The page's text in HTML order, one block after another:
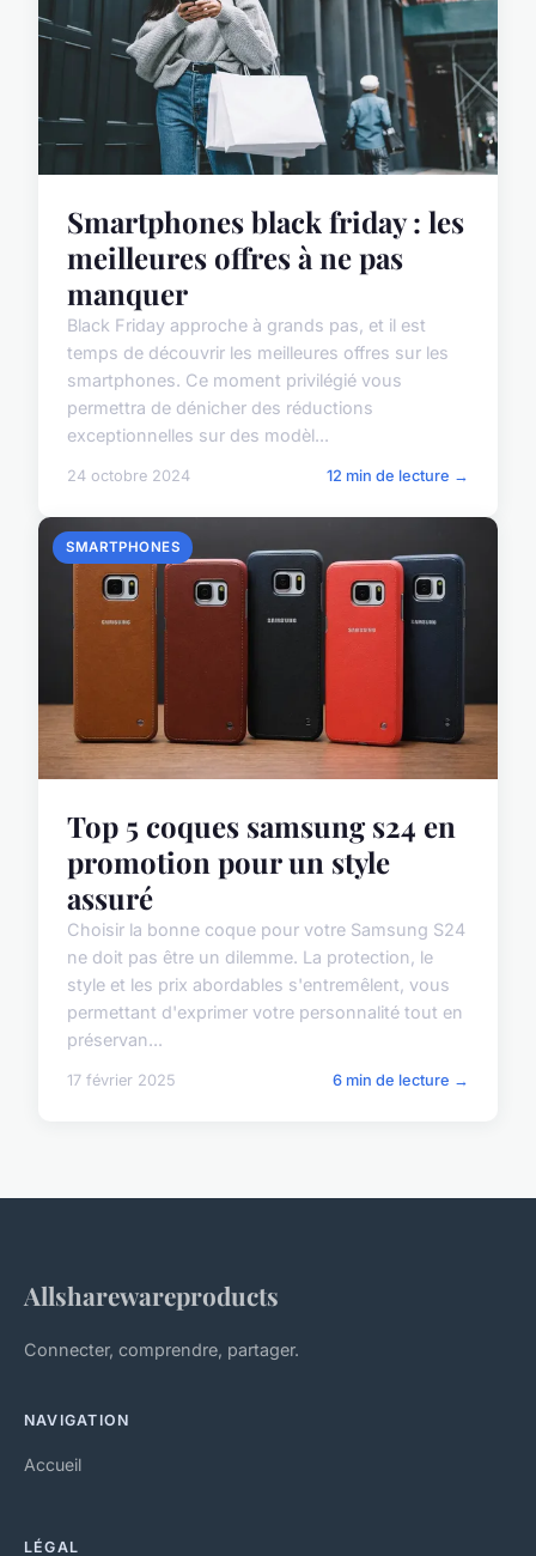
Smartphones black friday : les
meilleures offres à ne pas
manquer
Black Friday approche à grands pas, et il est
temps de découvrir les meilleures offres sur les
smartphones. Ce moment privilégié vous
permettra de dénicher des réductions
exceptionnelles sur des modèl...
24 octobre 2024 12 min de lecture →
SMARTPHONES
Top 5 coques samsung s24 en
promotion pour un style
assuré
Choisir la bonne coque pour votre Samsung S24
ne doit pas être un dilemme. La protection, le
style et les prix abordables s'entremêlent, vous
permettant d'exprimer votre personnalité tout en
préservan...
17 février 2025 6 min de lecture →
Allsharewareproducts
Connecter, comprendre, partager.
NAVIGATION
Accueil
LÉGAL